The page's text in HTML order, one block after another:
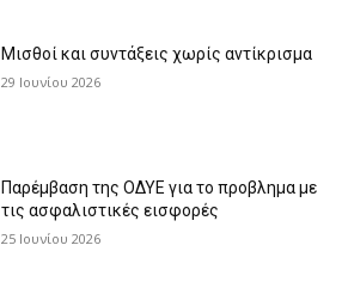
Μισθοί και συντάξεις χωρίς αντίκρισμα
29 Ιουνίου 2026
Παρέμβαση της ΟΔΥΕ για το προβλημα με
τις ασφαλιστικές εισφορές
25 Ιουνίου 2026